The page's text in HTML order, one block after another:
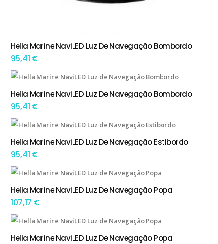
ADICIONAR
Hella Marine NaviLED Luz De Navegação Bombordo
95,41 €
ADICIONAR
Hella Marine NaviLED Luz De Navegação Bombordo
95,41 €
ADICIONAR
Hella Marine NaviLED Luz De Navegação Estibordo
95,41 €
ADICIONAR
Hella Marine NaviLED Luz De Navegação Popa
107,17 €
ADICIONAR
Hella Marine NaviLED Luz De Navegação Popa